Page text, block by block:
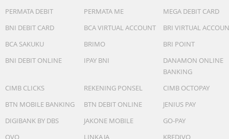
PERMATA DEBIT
PERMATA ME
MEGA DEBIT CARD
BNI DEBIT CARD
BCA VIRTUAL ACCOUNT
BRI VIRTUAL
BCA SAKUKU
BRIMO
BRI POINT
BNI DEBIT ONLINE
IPAY BNI
DANAMON ONLINE
BANKING
CIMB CLICKS
REKENING PONSEL
CIMB OCTOPAY
BTN MOBILE BANKING
BTN DEBIT ONLINE
JENIUS PAY
DIGIBANK BY DBS
JAKONE MOBILE
GO-PAY
OVO
LINKAJA
KREDIVO